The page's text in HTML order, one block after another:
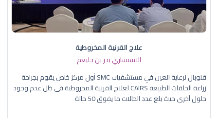
علاج القرنية المخروطية
الاستشاري بدر بن جليغم
قلوبال لرعاية العين في مستشفيات SMC أول مركز خاص يقوم بجراحة
زراعة الحلقات الطبيعة CAIRS لعلاج القرنية المخروطية في ظل عدم وجود
حلول آخرى حيث بلغ عدد الحالات ما يفوق 50 حالة